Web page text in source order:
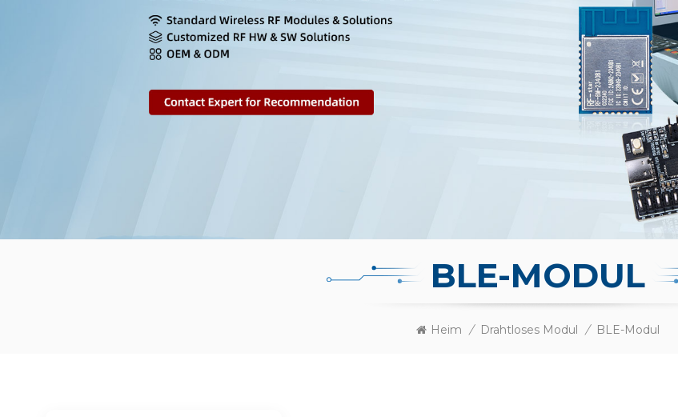
BLE-MODUL
Heim / Drahtloses Modul / BLE-Modul